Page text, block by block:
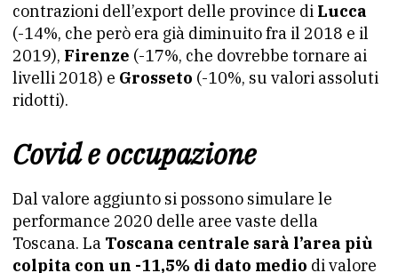
contrazioni dell’export delle province di Lucca
(-14%, che però era già diminuito fra il 2018 e il
2019), Firenze (-17%, che dovrebbe tornare ai
livelli 2018) e Grosseto (-10%, su valori assoluti
ridotti).
Covid e occupazione
Dal valore aggiunto si possono simulare le
performance 2020 delle aree vaste della
Toscana. La Toscana centrale sarà l’area più
colpita con un -11,5% di dato medio di valore